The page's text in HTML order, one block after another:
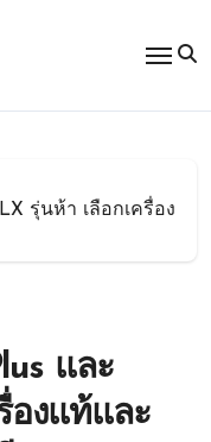
รุ่นห้า เลือกเครื่อง
และ
องแท้และ